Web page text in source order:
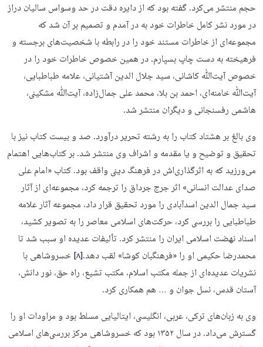
حجم منتشر می­‌کرد. گفته بود که از دایره دقت در حد وسواس سالیان دراز
در مورد نشر کامل خاطرات خود به در آمدم و تصمیم بر آن شد که
مجموعه‌ای از خاطرات مستند خود را در رابطه با شخصیت‌های برجسته و
فرهیخته به دست چاپ بسپارم. در همین خصوص خاطرات خود را در
خصوص آیت‌ﷲ کاشانی، سید جلال الدین آشتیانی، علامه طباطبایی،
آیت‌ﷲ خامنه­‌ای، احمد بن بلا، محمد علی جمال‌زاده، آیت‌­ﷲ مشکینی،
هاشمی رفسنجانی و دیگران منتشر شد.
وی بالغ بر هشتاد کتاب را به رشته تحریر درآورد. صد و بیست کتاب نیز با
تحقیق و توضیح و یا مقدمه و اشراف وی منتشر شد. بر کتاب‌هایی اهتمام
می‌ورزید که به اثرگذاری‌­اش در فرهنگ دینی واقف بود. کتاب «امام علی
صدای عدالت انسانی» اثر جرج جرداق را ترجمه کرد، مجموعه‌­ای از آثار
سید جمال­ الدین اسدآبادی را مورد تحقیق قرار داد، مجموعه آثار علامه
طباطبایی را بررسی کرد، حرکت‌های اسلامی معاصر را به تصویر کشید،
اسناد نهضت اسلامی ایران را منتشر کرد. تألیفات عدیده­ او سبب شد تا
محمدرضا حکیمی او را «فرهنگ­بان کوشا» لقب دهد.[۸]
خسروشاهی با
نشریات عدیده‌­ای از جمله مکتب اسلام، مکتب تشیع، راه حق، نور دانش،
آستان قدس، نسل جوان و … هم همکاری کرد.
وی به زبان‌های ترکی، عربی، انگلیسی، ایتالیایی مسلط بود و مراودات او را
گسترش می‌­داد. در سال ۱۳۵۲ بود که خسروشاهی مرکز بررسی­‌های اسلامی